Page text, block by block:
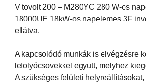
Vitovolt 200 – M280YC 280 W-os
18000UE 18kW-os napelemes 3F
ellátva.
A kapcsolódó munkák is elvégzésre
lefolyócsövekkel együtt, melyhez
A szükséges felületi